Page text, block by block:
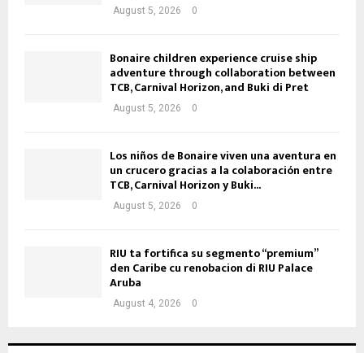
August 5, 2026 0
Bonaire children experience cruise ship
adventure through collaboration between
TCB, Carnival Horizon, and Buki di Pret
August 5, 2026 0
Los niños de Bonaire viven una aventura en
un crucero gracias a la colaboración entre
TCB, Carnival Horizon y Buki...
August 5, 2026 0
RIU ta fortifica su segmento “premium”
den Caribe cu renobacion di RIU Palace
Aruba
August 4, 2026 0